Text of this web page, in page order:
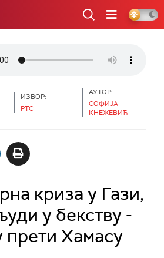
ИЗВОР:
РТС
АУТОР:
СОФИЈА
КНЕЖЕВИЋ
криза у Гази,
у бекству -
прети Хамасу